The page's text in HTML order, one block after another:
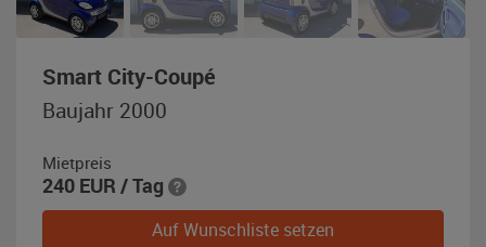
Smart City-Coupé
/
silber
Baujahr 2000
Mietpreis
240 EUR / Tag
Auf Wunschliste setzen